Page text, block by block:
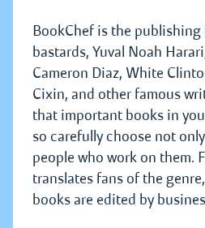
BookChef is the
bastards, Yuval Noah
Cameron Diaz, White
Cixin, and other famous
that important books in
so carefully choose not
people who work on them.
translates fans of the
books are edited by